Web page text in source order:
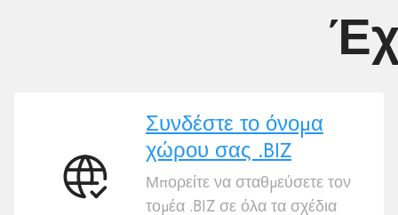
Συνδέστε
Συνδέστε το όνομα
χώρου σας .BIZ
Μπορείτε να σταθμεύσετε τον
τομέα .BIZ σε όλα τα σχέδια